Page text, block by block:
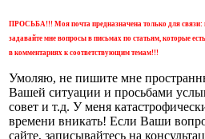
ПРОСЬБА!!! Моя почта предназначена только для связи:
задавайте мне вопросы в письмах по статьям, которые
в комментариях к соответствующим темам!!!
Умоляю, не пишите мне
Вашей ситуации и просьбами
совет и т.д. У меня
времени вникать! Если Ваши
сайте, записывайтесь на